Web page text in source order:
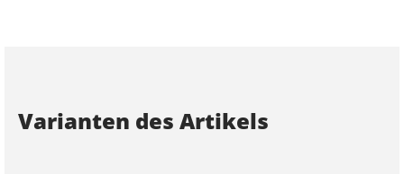
Varianten des Artikels